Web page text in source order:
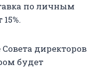
по личным
директоров
будет